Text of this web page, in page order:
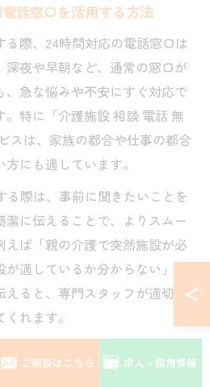
話窓口を活用する方法
際、24時間対応の電話窓口は
夜や早朝など、通常の窓口が
、急な悩みや不安にすぐ対応で
。特に「介護施設 相談 電話 無
スは、家族の都合や仕事の都合
にも適しています。
る際は、事前に聞きたいことを
に伝えることで、よりスムー
えば「親の介護で突然施設が必
適しているか分からない」と
えると、専門スタッフが適切な
れます。
るのも安心材料です。特に初め
ご相談はこちら 求人・採用情報